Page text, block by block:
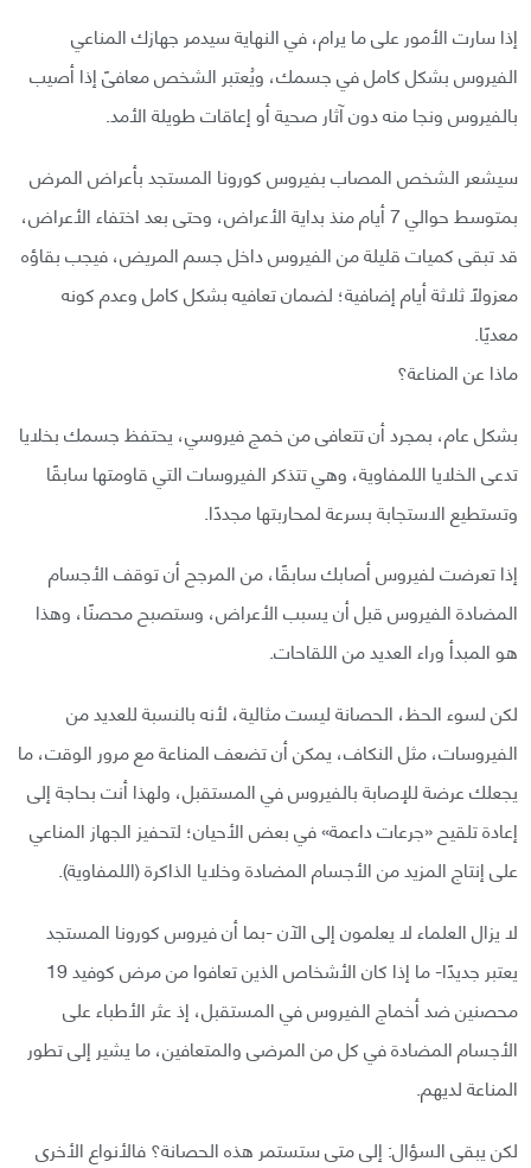
إذا سارت الأمور على ما يرام، في النهاية سيدمر جهازك المناعي
الفيروس بشكل كامل في جسمك، ويُعتبر الشخص معافىً إذا أصيب
بالفيروس ونجا منه دون آثار صحية أو إعاقات طويلة الأمد.
سيشعر الشخص المصاب بفيروس كورونا المستجد بأعراض المرض
بمتوسط حوالي 7 أيام منذ بداية الأعراض، وحتى بعد اختفاء الأعراض،
قد تبقى كميات قليلة من الفيروس داخل جسم المريض، فيجب بقاؤه
معزولًا ثلاثة أيام إضافية؛ لضمان تعافيه بشكل كامل وعدم كونه
معديًا.
ماذا عن المناعة؟
بشكل عام، بمجرد أن تتعافى من خمج فيروسي، يحتفظ جسمك بخلايا
تدعى الخلايا اللمفاوية، وهي تتذكر الفيروسات التي قاومتها سابقًا
وتستطيع الاستجابة بسرعة لمحاربتها مجددًا.
إذا تعرضت لفيروس أصابك سابقًا، من المرجح أن توقف الأجسام
المضادة الفيروس قبل أن يسبب الأعراض، وستصبح محصنًا، وهذا
هو المبدأ وراء العديد من اللقاحات.
لكن لسوء الحظ، الحصانة ليست مثالية، لأنه بالنسبة للعديد من
الفيروسات، مثل النكاف، يمكن أن تضعف المناعة مع مرور الوقت، ما
يجعلك عرضة للإصابة بالفيروس في المستقبل، ولهذا أنت بحاجة إلى
إعادة تلقيح «جرعات داعمة» في بعض الأحيان؛ لتحفيز الجهاز المناعي
على إنتاج المزيد من الأجسام المضادة وخلايا الذاكرة (اللمفاوية).
لا يزال العلماء لا يعلمون إلى الآن -بما أن فيروس كورونا المستجد
يعتبر جديدًا- ما إذا كان الأشخاص الذين تعافوا من مرض كوفيد 19
محصنين ضد أخماج الفيروس في المستقبل، إذ عثر الأطباء على
الأجسام المضادة في كل من المرضى والمتعافين، ما يشير إلى تطور
المناعة لديهم.
لكن يبقى السؤال: إلى متى ستستمر هذه الحصانة؟ فالأنواع الأخرى